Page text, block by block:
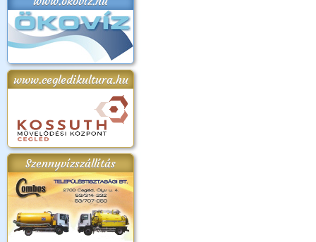
www.cegledikultura.hu
Szennyvízszállítás